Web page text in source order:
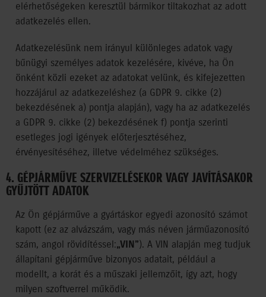
elérhetőségeken keresztül bármikor tiltakozhat az adott
adatkezelés ellen.
Adatkezelésünk nem irányul különleges adatok vagy
bűnügyi személyes adatok kezelésére, kivéve, ha Ön
önként közli ezeket az adatokat velünk, és kifejezetten
hozzájárul az adatkezeléshez (a GDPR 9. cikke (2)
bekezdésének a) pontja alapján), vagy ha az adatkezelés
a GDPR 9. cikke (2) bekezdésének f) pontja szerinti
esetleges jogi igények előterjesztéséhez,
érvényesítéséhez, illetve védelméhez szükséges.
4. GÉPJÁRMŰVE SZERVIZELÉSEKOR VAGY JAVÍTÁSAKOR
GYŰJTÖTT ADATOK
Az Ön gépjárműve a gyártáskor egyedi azonosító számot
kapott (ez az alvázszám, vagy más néven járműazonosító
szám, angol rövidítéssel:„VIN”). A VIN alapján meg tudjuk
állapítani gépjárműve bizonyos adatait, például a
modellt, a korát és a műszaki jellemzőit, így azt, hogy
milyen szoftverrel működik.